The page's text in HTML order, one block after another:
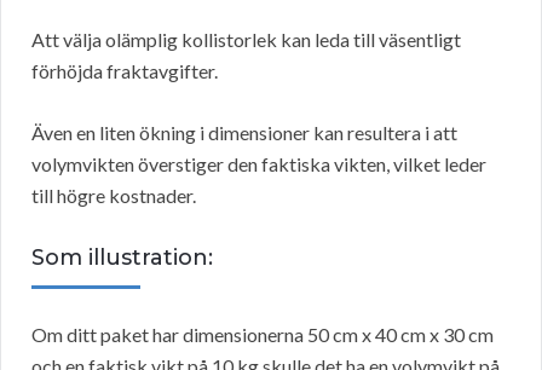
Att välja olämplig kollistorlek kan leda till väsentligt
förhöjda fraktavgifter.
Även en liten ökning i dimensioner kan resultera i att
volymvikten överstiger den faktiska vikten, vilket leder
till högre kostnader.
Som illustration:
Om ditt paket har dimensionerna 50 cm x 40 cm x 30 cm